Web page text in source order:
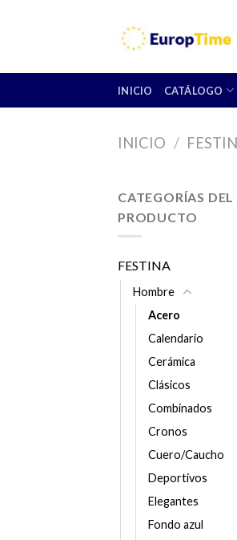
INICIO CATÁLOGO
INICIO /
CATEGORÍAS DEL
PRODUCTO
FESTINA
Hombre
Acero
Calendario
Cerámica
Clásicos
Combinados
Cronos
Cuero/Caucho
Deportivos
Elegantes
Fondo azul